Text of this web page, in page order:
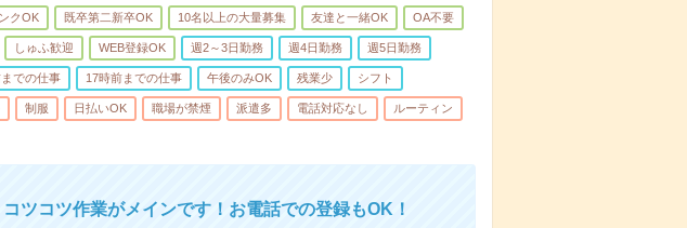
クOK 既卒第二新卒OK 10名以上の大量募集 友達と一緒OK OA不要
しゅふ歓迎 WEB登録OK 週2～3日勤務 週4日勤務 週5日勤務
での仕事 17時前までの仕事 午後のみOK 残業少 シフト
制服 日払いOK 職場が禁煙 派遣多 電話対応なし ルーティン
ツコツ作業がメインです！お電話での登録もOK！